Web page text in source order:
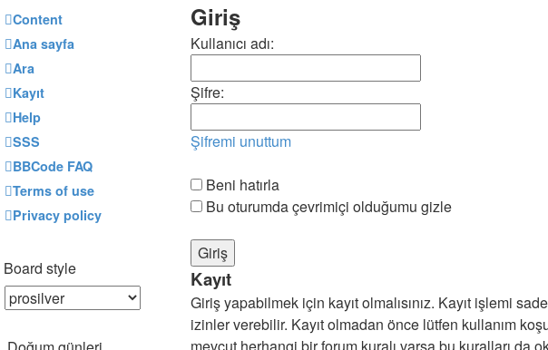
Giriş
Kullanıcı adı:
Şifre:
Şifremi unuttum
Beni hatırla
Bu oturumda çevrimiçi olduğumu gizle
Kayıt
Giriş yapabilmek için kayıt olmalısınız. Kayıt işlemi
izinler verebilir. Kayıt olmadan önce lütfen kullanım
Content
Ana sayfa
Ara
Kayıt
Help
SSS
BBCode FAQ
Terms of use
Privacy policy
Board style